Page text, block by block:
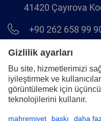
41420 Çayırova
+90 262 658 99
info@pferd.com.tr
+90 262 658 00
Yasal uyarı